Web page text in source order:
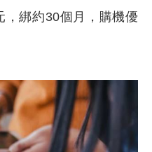
，綁約30個月，購機優